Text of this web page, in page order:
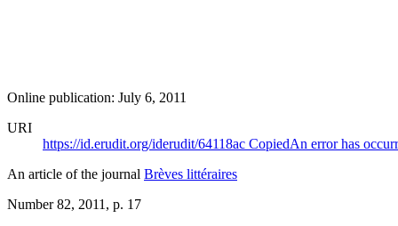
Online publication: July 6, 2011
URI
https://id.erudit.org/iderudit/64118ac CopiedAn error has
An article of the journal Brèves littéraires
Number 82, 2011 , p. 17